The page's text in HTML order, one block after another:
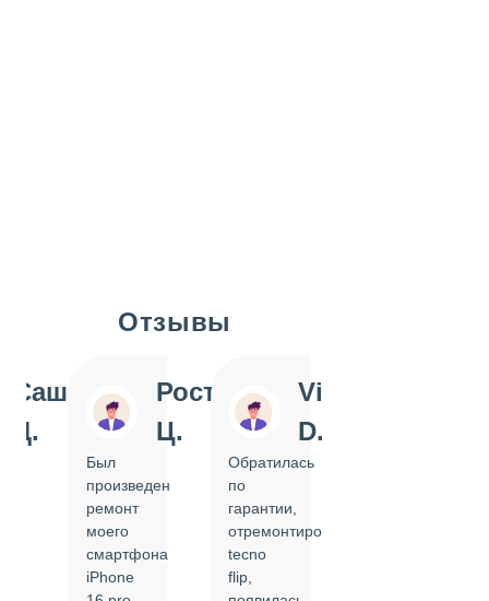
Отзывы
Саша
Д.
Ростислав
Ц.
Был
произведен
ремонт
моего
смартфона
iPhone
Vi
D.
Обратилась
по
гарантии,
отремонтировать
tecno
flip,